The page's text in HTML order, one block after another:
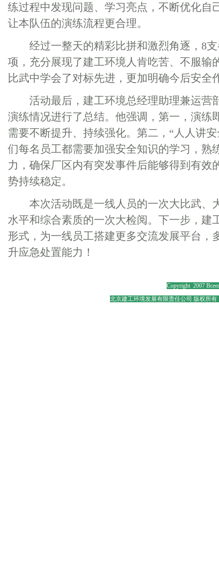
练过程中发现问题、学习亮点，不断优化自
让本队伍的演练流程更合理。
经过一整天的精彩比拼和激烈角逐，8支
项，充分展现了建工环境人肯吃苦、不服输
比武中学会了对标先进，更加明确今后安全
活动最后，建工环境总经理助理兼运营
演练情况进行了总结。他强调，第一，演练
需要不断提升、持续强化。第二，“人人讲
们每名员工都需要加强安全知识的学习，熟
力，确保厂区内有突发事件后能够得到有效
势持续稳定。
本次活动既是一线人员的一次大比武、
水平和综合素质的一次大检阅。下一步，建
形式，为一线员工搭建更多交流发展平台，
升应急处置能力！
Copyright 2007
北京建工环境发展有限责任公司 版